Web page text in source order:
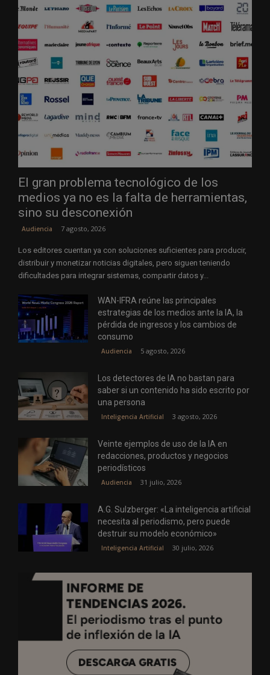
El gran problema tecnológico de los
medios ya no es la falta de herramientas,
sino su desconexión
Audiencia 7 agosto, 2026
Los editores cuentan ya con soluciones suficientes para producir,
distribuir y monetizar noticias digitales, pero siguen teniendo
dificultades para integrar sistemas, compartir datos y...
WAN-IFRA reúne las principales
estrategias de los medios ante la IA, la
pérdida de ingresos y los cambios de
consumo
Audiencia 5 agosto, 2026
Los detectores de IA no bastan para
saber si un contenido ha sido escrito por
una persona
Inteligencia Artificial 3 agosto, 2026
Veinte ejemplos de uso de la IA en
redacciones, productos y negocios
periodísticos
Audiencia 31 julio, 2026
A.G. Sulzberger: «La inteligencia artificial
necesita al periodismo, pero puede
destruir su modelo económico»
Inteligencia Artificial 30 julio, 2026